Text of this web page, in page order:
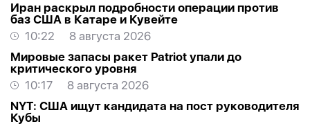
Иран раскрыл подробности операции против
баз США в Катаре и Кувейте
10:22
8 августа 2026
Мировые запасы ракет Patriot упали до
критического уровня
10:17
8 августа 2026
NYT: США ищут кандидата на пост руководителя
Кубы